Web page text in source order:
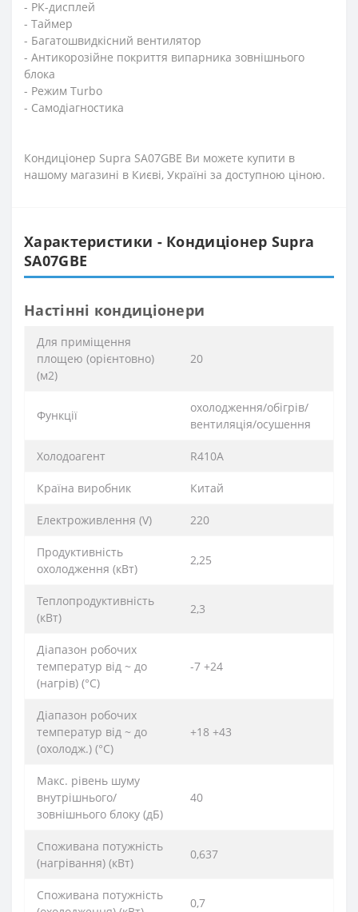
- РК-дисплей
- Таймер
- Багатошвидкісний вентилятор
- Антикорозійне покриття випарника зовнішнього
блока
- Режим Тurbo
- Самодіагностика
Кондиціонер Supra SA07GBE Ви можете купити в
нашому магазині в Києві, Україні за доступною ціною.
Характеристики - Кондиціонер Supra
SA07GBE
Настінні кондиціонери
Для приміщення
площею (орієнтовно)
(м2)
20
Функції
охолодження/обігрів/
вентиляція/осушення
Xолодоагент R410А
Країна виробник Китай
Електроживлення (V) 220
Продуктивність
охолодження (кВт)
2,25
Теплопродуктивність
(кВт)
2,3
Діапазон робочих
температур від ~ до
(нагрів) (°C)
-7 +24
Діапазон робочих
температур від ~ до
(охолодж.) (°C)
+18 +43
Макс. рівень шуму
внутрішнього/
зовнішнього блоку (дБ)
40
Споживана потужність
(нагрівання) (кВт)
0,637
Споживана потужність
0,7